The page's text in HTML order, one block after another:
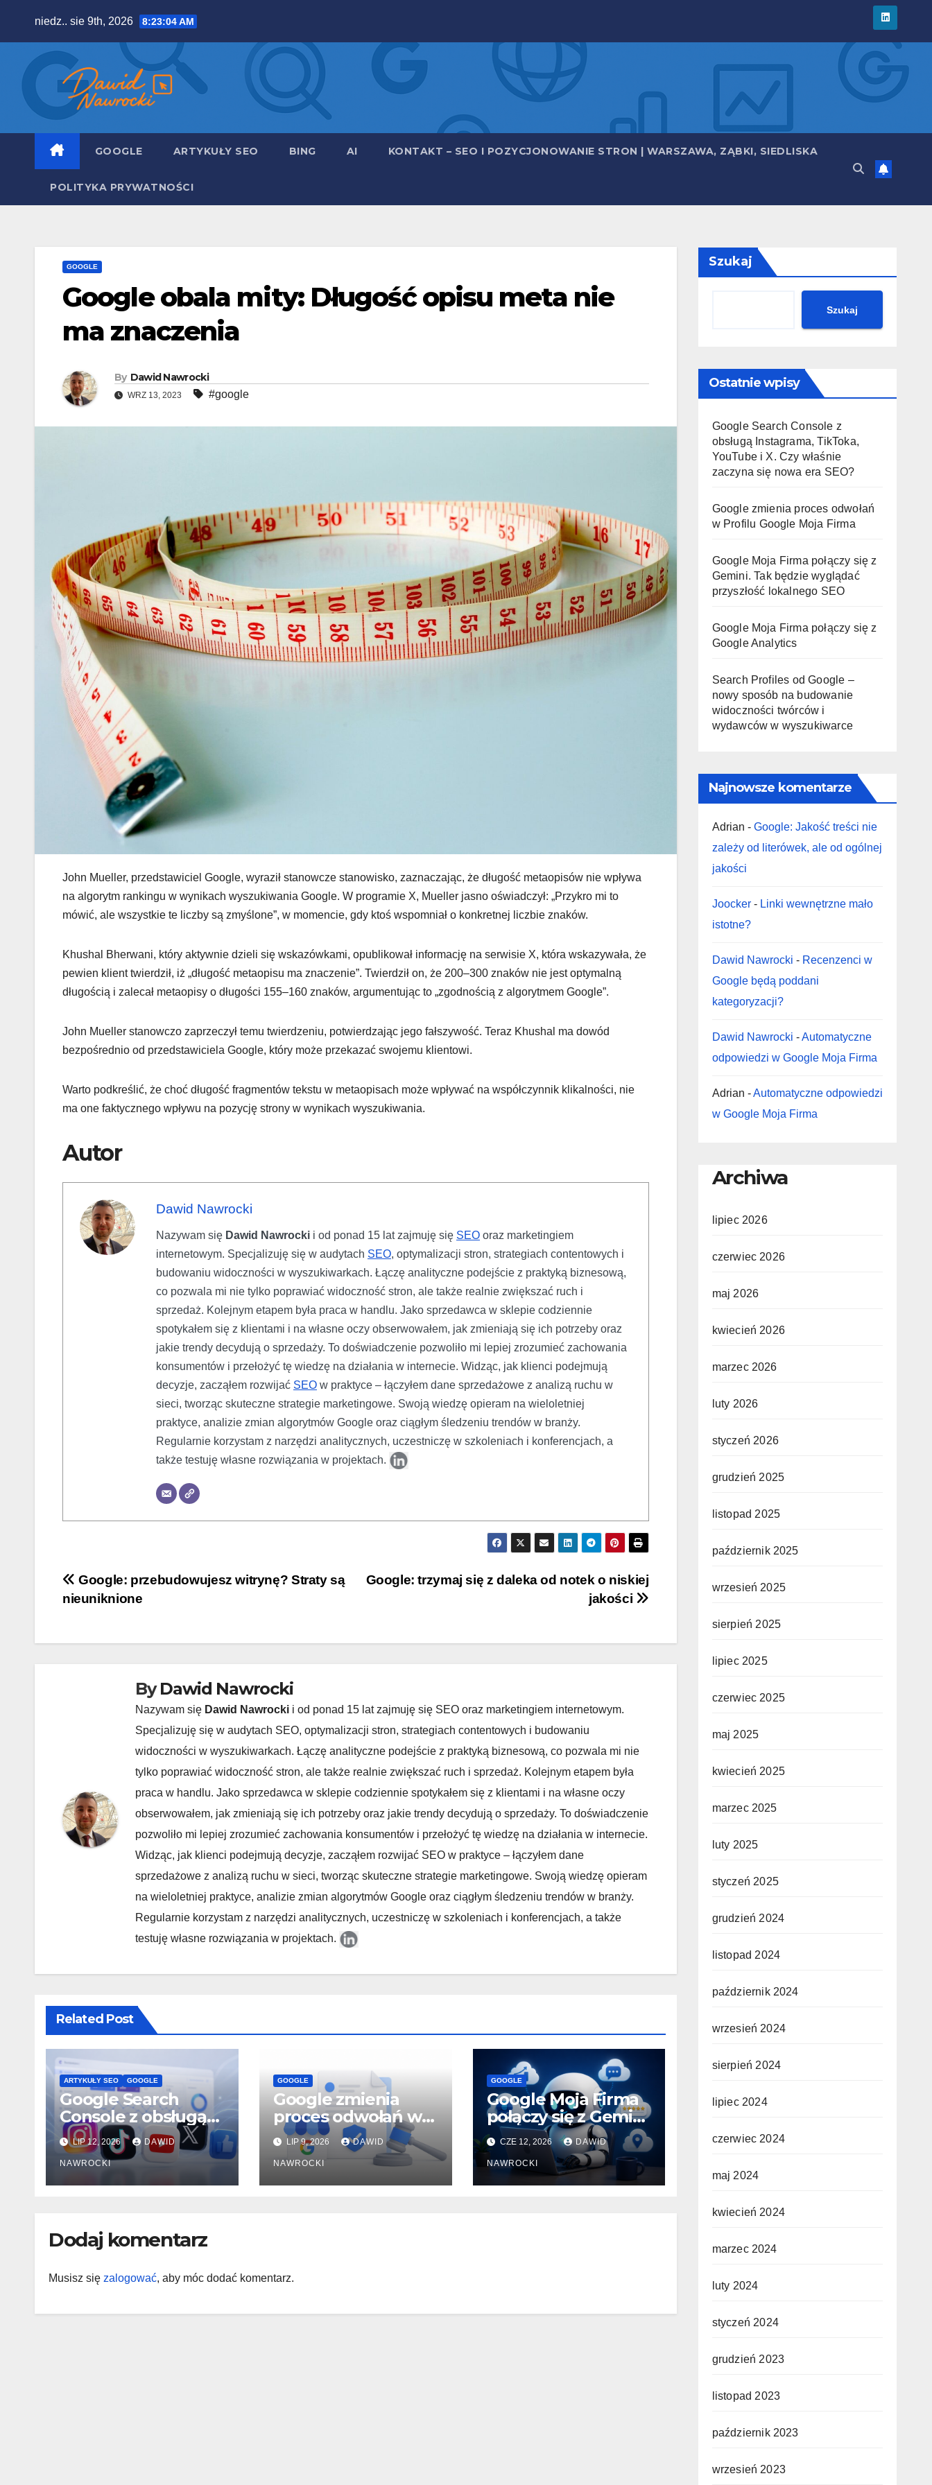
niedz.. sie 9th, 2026 8:23:05 AM
GOOGLE ARTYKUŁY SEO BING AI KONTAKT – SEO I POZYCJONOWANIE STRON | WARSZAWA, ZĄBKI, SIEDLISKA
POLITYKA PRYWATNOŚCI
GOOGLE
Google obala mity: Długość opisu meta nie
ma znaczenia
By Dawid Nawrocki
WRZ 13, 2023 #google
John Mueller, przedstawiciel Google, wyraził stanowcze stanowisko, zaznaczając, że długość metaopisów nie wpływa
na algorytm rankingu w wynikach wyszukiwania Google. W programie X, Mueller jasno oświadczył: „Przykro mi to
mówić, ale wszystkie te liczby są zmyślone”, w momencie, gdy ktoś wspomniał o konkretnej liczbie znaków.
Khushal Bherwani, który aktywnie dzieli się wskazówkami, opublikował informację na serwisie X, która wskazywała, że
pewien klient twierdził, iż „długość metaopisu ma znaczenie”. Twierdził on, że 200–300 znaków nie jest optymalną
długością i zalecał metaopisy o długości 155–160 znaków, argumentując to „zgodnością z algorytmem Google”.
John Mueller stanowczo zaprzeczył temu twierdzeniu, potwierdzając jego fałszywość. Teraz Khushal ma dowód
bezpośrednio od przedstawiciela Google, który może przekazać swojemu klientowi.
Warto podkreślić, że choć długość fragmentów tekstu w metaopisach może wpływać na współczynnik klikalności, nie
ma one faktycznego wpływu na pozycję strony w wynikach wyszukiwania.
Autor
Dawid Nawrocki
Nazywam się Dawid Nawrocki i od ponad 15 lat zajmuję się SEO oraz marketingiem
internetowym. Specjalizuję się w audytach SEO, optymalizacji stron, strategiach contentowych i
budowaniu widoczności w wyszukiwarkach. Łączę analityczne podejście z praktyką biznesową,
co pozwala mi nie tylko poprawiać widoczność stron, ale także realnie zwiększać ruch i
sprzedaż. Kolejnym etapem była praca w handlu. Jako sprzedawca w sklepie codziennie
spotykałem się z klientami i na własne oczy obserwowałem, jak zmieniają się ich potrzeby oraz
jakie trendy decydują o sprzedaży. To doświadczenie pozwoliło mi lepiej zrozumieć zachowania
konsumentów i przełożyć tę wiedzę na działania w internecie. Widząc, jak klienci podejmują
decyzje, zacząłem rozwijać SEO w praktyce – łączyłem dane sprzedażowe z analizą ruchu w
sieci, tworząc skuteczne strategie marketingowe. Swoją wiedzę opieram na wieloletniej
praktyce, analizie zmian algorytmów Google oraz ciągłym śledzeniu trendów w branży.
Regularnie korzystam z narzędzi analitycznych, uczestniczę w szkoleniach i konferencjach, a
także testuję własne rozwiązania w projektach.
Nawigacja
Google: trzymaj się z daleka od notek o niskiej
jakości
Google: przebudowujesz witrynę? Straty są
nieuniknione
ByDawid Nawrocki
Nazywam się Dawid Nawrocki i od ponad 15 lat zajmuję się SEO oraz marketingiem internetowym.
Specjalizuję się w audytach SEO, optymalizacji stron, strategiach contentowych i budowaniu
widoczności w wyszukiwarkach. Łączę analityczne podejście z praktyką biznesową, co pozwala mi nie
tylko poprawiać widoczność stron, ale także realnie zwiększać ruch i sprzedaż. Kolejnym etapem była
praca w handlu. Jako sprzedawca w sklepie codziennie spotykałem się z klientami i na własne oczy
obserwowałem, jak zmieniają się ich potrzeby oraz jakie trendy decydują o sprzedaży. To doświadczenie
pozwoliło mi lepiej zrozumieć zachowania konsumentów i przełożyć tę wiedzę na działania w internecie.
Widząc, jak klienci podejmują decyzje, zacząłem rozwijać SEO w praktyce – łączyłem dane
sprzedażowe z analizą ruchu w sieci, tworząc skuteczne strategie marketingowe. Swoją wiedzę opieram
na wieloletniej praktyce, analizie zmian algorytmów Google oraz ciągłym śledzeniu trendów w branży.
Regularnie korzystam z narzędzi analitycznych, uczestniczę w szkoleniach i konferencjach, a także
testuję własne rozwiązania w projektach.
Related Post
ARTYKUŁY SEO GOOGLE
Google Search
Console z obsługą
Instagrama,
TikToka, YouTube i
X. Czy właśnie
zaczyna się nowa
LIP 12, 2026 DAWID
NAWROCKI
GOOGLE
Google zmienia
proces odwołań w
Profilu Google Moja
Firma
LIP 9, 2026 DAWID
NAWROCKI
GOOGLE
Google Moja Firma
połączy się z Gemini.
Tak będzie
wyglądać przyszłość
lokalnego SEO
CZE 12, 2026 DAWID
NAWROCKI
Dodaj komentarz
Musisz się zalogować, aby móc dodać komentarz.
Szukaj
Szukaj
Ostatnie wpisy
Google Search Console z
obsługą Instagrama, TikToka,
YouTube i X. Czy właśnie
zaczyna się nowa era SEO?
Google zmienia proces odwołań
w Profilu Google Moja Firma
Google Moja Firma połączy się z
Gemini. Tak będzie wyglądać
przyszłość lokalnego SEO
Google Moja Firma połączy się z
Google Analytics
Search Profiles od Google –
nowy sposób na budowanie
widoczności twórców i
wydawców w wyszukiwarce
Najnowsze komentarze
Adrian - Google: Jakość treści nie
zależy od literówek, ale od ogólnej
jakości
Joocker- Linki wewnętrzne mało
istotne?
Dawid Nawrocki - Recenzenci w
Google będą poddani
kategoryzacji?
Dawid Nawrocki -Automatyczne
odpowiedzi w Google Moja Firma
Adrian -Automatyczne odpowiedzi
w Google Moja Firma
Archiwa
lipiec 2026
czerwiec 2026
maj 2026
kwiecień 2026
marzec 2026
luty 2026
styczeń 2026
grudzień 2025
listopad 2025
październik 2025
wrzesień 2025
sierpień 2025
lipiec 2025
czerwiec 2025
maj 2025
kwiecień 2025
marzec 2025
luty 2025
styczeń 2025
grudzień 2024
listopad 2024
październik 2024
wrzesień 2024
sierpień 2024
lipiec 2024
czerwiec 2024
maj 2024
kwiecień 2024
marzec 2024
luty 2024
styczeń 2024
grudzień 2023
listopad 2023
październik 2023
wrzesień 2023